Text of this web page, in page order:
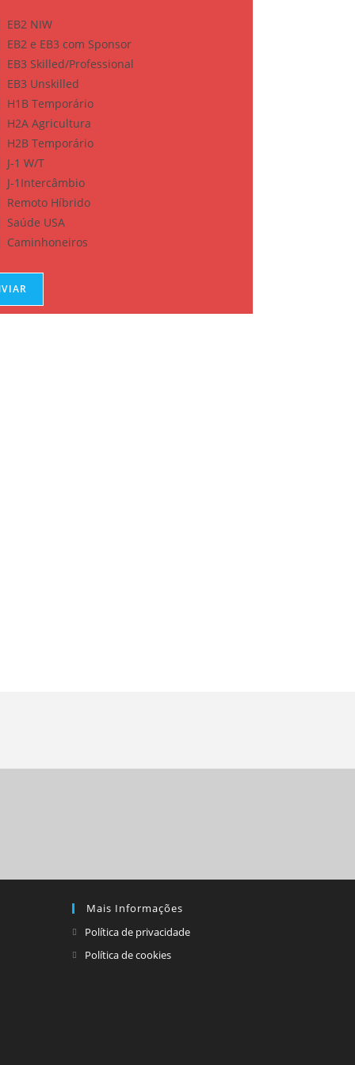
EB2 NIW
EB2 e EB3 com Sponsor
EB3 Skilled/Professional
EB3 Unskilled
H1B Temporário
H2A Agricultura
H2B Temporário
J-1 W/T
J-1Intercâmbio
Remoto Híbrido
Saúde USA
Caminhoneiros
Mais Informações
Política de privacidade
Política de cookies